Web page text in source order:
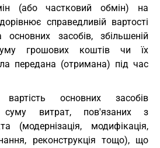
(або частковий обмін) на
справедливій вартості
основних засобів, збільшеній
грошових коштів чи їх
передана (отримана) під час
основних засобів
суму витрат, пов'язаних з
(модернізація, модифікація,
реконструкція тощо), що